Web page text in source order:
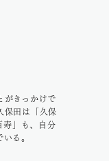
がきっかけで
保田は「久保
寿」も、自分
る。